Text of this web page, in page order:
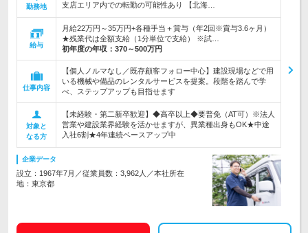
勤務地
支店エリア内での転勤の可能性あり 【北海…
給与
月給22万円～35万円+各種手当＋賞与（年2回※賞与3.6ヶ月）
★残業代は全額支給（1分単位で支給） ※試…
初年度の年収： 370～500万円
仕事内容
【個人ノルマなし／既存顧客フォロー中心】建設現場などで用
いる機械や備品のレンタルサービスを提案。段階を踏んで学
べ、ステップアップも目指せます
対象と
なる方
【未経験・第二新卒歓迎】◆高卒以上◆要普免（AT可）※法人
営業や建設業界経験を活かせますが、異業種出身もOK★中途
入社6割★4年連続ベースアップ中
企業データ
設立：1967年7月／従業員数：3,962人／本社所在
地：東京都